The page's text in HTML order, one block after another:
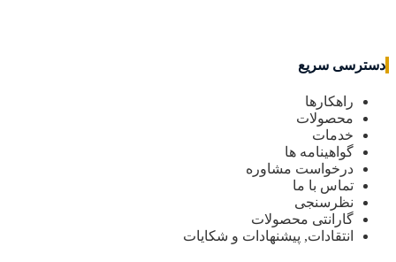
دسترسی سریع
راهکارها
محصولات
خدمات
گواهینامه ها
درخواست مشاوره
تماس با ما
نظرسنجی
گارانتی محصولات
انتقادات, پیشنهادات و شکایات